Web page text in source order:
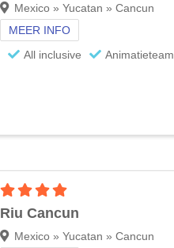
Mexico » Yucatan » Cancun
MEER INFO
All inclusive
Animatieteam
Riu Cancun
Mexico » Yucatan » Cancun